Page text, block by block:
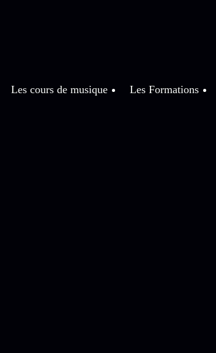
Les cours de musique Les Formations